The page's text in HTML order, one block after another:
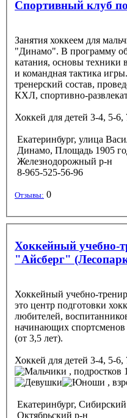
Спортивный клуб
Занятия хоккеем для
"Динамо". В программу
катания, основы техники
и командная тактика
тренерский состав,
КХЛ, спортивно-
Хоккей для детей 3-4, 5-6,
Екатеринбург, улица
Динамо, Площадь 1905
Железнодорожный р-н
8-965-525-56-96
Отзывы: 0
Хоккейный учебно-
"Айсберг"
Хоккейный учебно-
это центр подготовки
любителей,
начинающих спортсменов
(от 3,5 лет).
Хоккей для детей 3-4, 5-6,
, подростков
,
Екатеринбург, Сибирский
Октябрьский р-н